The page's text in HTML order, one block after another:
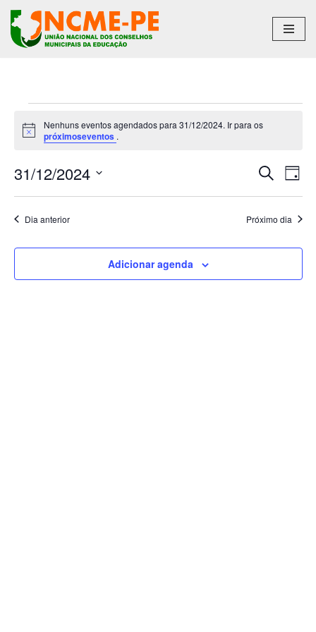
Pular
Notice
Nenhuns eventos agendados para 31/12/2024. Ir para os
próximoseventos .
e
de
visuais
Procurar
eventos
do
Dia
31/12/2024
data.
Dia anterior Próximo dia
Adicionar agenda